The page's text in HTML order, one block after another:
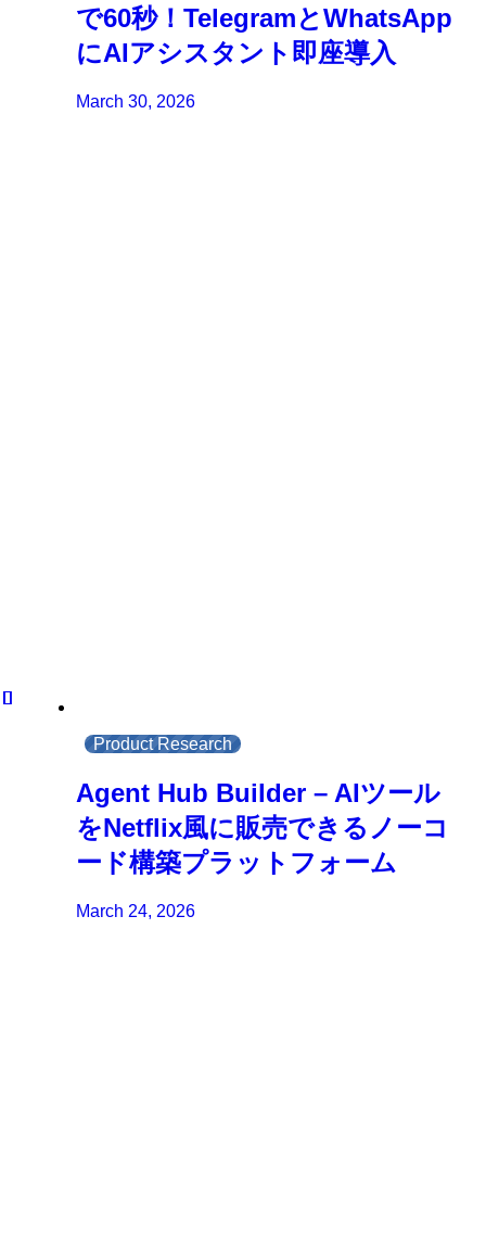
で60秒！TelegramとWhatsApp
にAIアシスタント即座導入
March 30, 2026
Product Research
Agent Hub Builder – AIツール
をNetflix風に販売できるノーコ
ード構築プラットフォーム
March 24, 2026